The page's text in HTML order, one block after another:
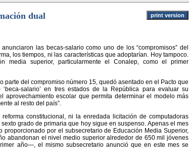
dual
las becas-salario como uno de los “compromisos” del
los tiempos, ni las características que adoptarían. Hoy tampoco.
media superior, particularmente el Conalep, como el primer
parte del compromiso número 15, quedó asentado en el Pacto que
salario’ en tres estados de la República para evaluar su
aprovechamiento escolar que permita determinar el modelo más
al resto del país”.
constitucional, ni la enredada licitación de computadoras
grado de primaria que hoy sigue en suspenso. Apenas el mes
proporcionado por el subsecretario de Educación Media Superior,
abandonan el nivel medio superior alrededor de 650 mil jóvenes
año—, el mismo subsecretario anunció que en este mes se